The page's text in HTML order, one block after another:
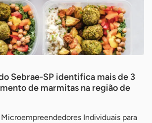
Sebrae-SP identifica mais de 3
de marmitas na região de
Individuais para